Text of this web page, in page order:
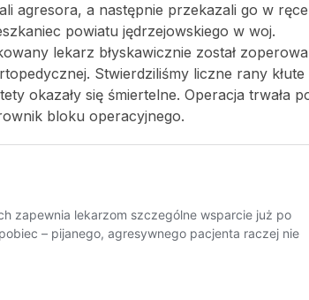
agresora, a następnie przekazali go w ręce
powiatu jędrzejowskiego w woj.
lekarz błyskawicznie został
Stwierdziliśmy liczne rany kłute
okazały się śmiertelne. Operacja trwała
bloku operacyjnego.